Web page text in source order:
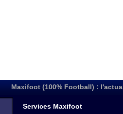
Maxifoot (100% Football) :
Services Maxifoot